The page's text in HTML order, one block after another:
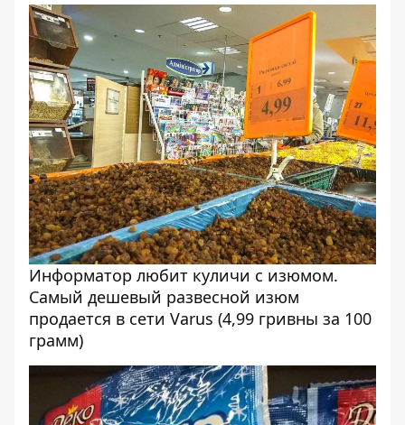
Информатор любит куличи с изюмом.
Самый дешевый развесной изюм
продается в сети Varus (4,99 гривны за 100
грамм)